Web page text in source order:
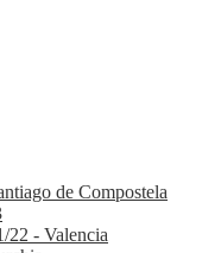
de Compostela
22 - Valencia